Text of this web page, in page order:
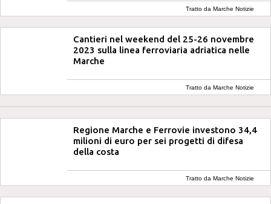
Tratto da Marche Notizie
Cantieri nel weekend del 25-26 novembre
2023 sulla linea ferroviaria adriatica nelle
Marche
Tratto da Marche Notizie
Regione Marche e Ferrovie investono 34,4
milioni di euro per sei progetti di difesa
della costa
Tratto da Marche Notizie